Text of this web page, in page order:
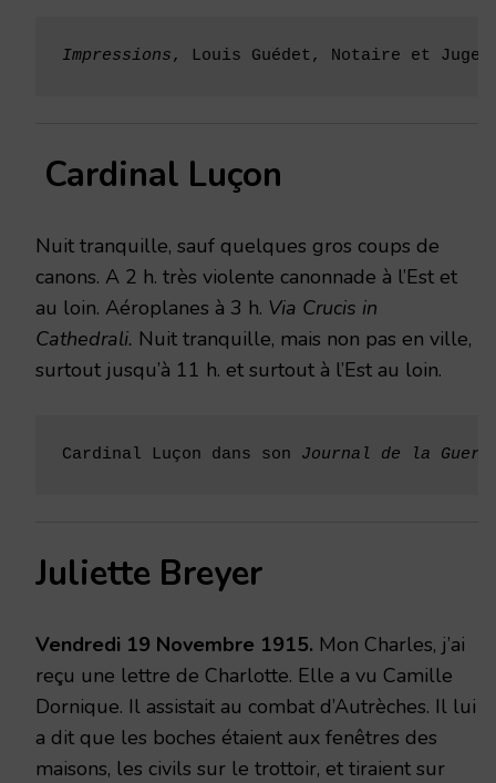
Impressions, Louis Guédet, Notaire et
Cardinal Luçon
Nuit tranquille, sauf quelques gros coups de
canons. A 2 h. très violente canonnade à l’Est et
au loin. Aéroplanes à 3 h. Via Crucis in
Cathedrali. Nuit tranquille, mais non pas en ville,
surtout jusqu’à 11 h. et surtout à l’Est au loin.
Cardinal Luçon dans son Journal de la
Juliette Breyer
Vendredi 19 Novembre 1915. Mon Charles, j’ai
reçu une lettre de Charlotte. Elle a vu Camille
Dornique. Il assistait au combat d’Autrèches. Il lui
a dit que les boches étaient aux fenêtres des
maisons, les civils sur le trottoir, et tiraient sur